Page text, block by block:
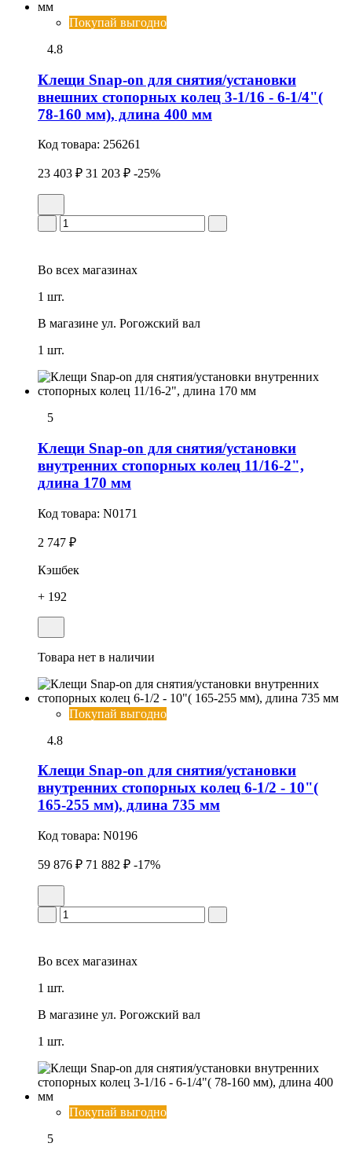
Покупай выгодно
4.8
Клещи Snap-on для снятия/установки
внешних стопорных колец 3-1/16 - 6-1/4"(
78-160 мм), длина 400 мм
Код товара: 256261
23 403 ₽ 31 203 ₽ -25%
Во всех магазинах
1 шт.
В магазине ул. Рогожский вал
1 шт.
5
Клещи Snap-on для снятия/установки
внутренних стопоpных колец 11/16-2",
длина 170 мм
Код товара: N0171
2 747 ₽
Кэшбек
+ 192
Товара нет в наличии
Покупай выгодно
4.8
Клещи Snap-on для снятия/установки
внутренних стопоpных колец 6-1/2 - 10"(
165-255 мм), длина 735 мм
Код товара: N0196
59 876 ₽ 71 882 ₽ -17%
Во всех магазинах
1 шт.
В магазине ул. Рогожский вал
1 шт.
Покупай выгодно
5